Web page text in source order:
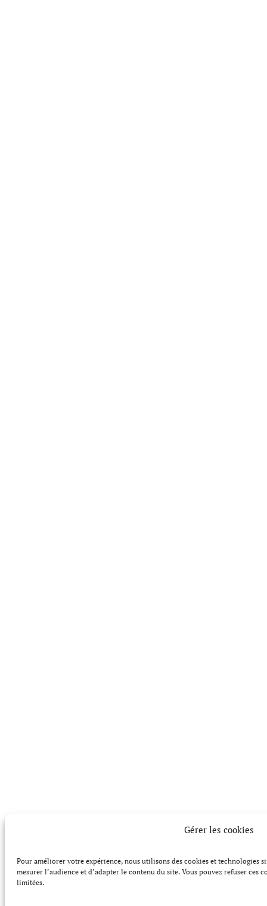
Gérer les cookies
Pour améliorer votre expérience, nous utilisons des cookies et technologies
mesurer l’audience et d’adapter le contenu du site. Vous pouvez refuser
limitées.